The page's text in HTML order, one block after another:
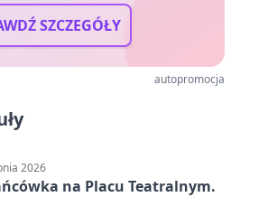
SZCZEGÓŁY
autopromocja
2026
na Placu Teatralnym.